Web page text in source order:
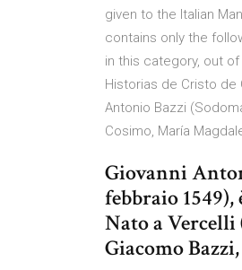
given to the Italian
contains only the
in this category, out
Historias de Cristo de
Antonio Bazzi
Cosimo, María
Giovanni
febbraio
Nato a Vercelli
Giacomo